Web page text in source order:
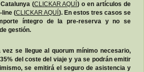
(CLICKAR AQUÍ ) o en artículos de
line (CLICKAR AQUÍ ). En estos tres casos se
íntegro de la pre-reserva y no se
gestión.
vez se llegue al quorum mínimo necesario,
del coste del viaje y ya se podrán emitir
se emitirá el seguro de asistencia y